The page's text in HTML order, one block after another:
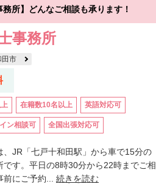
務所】どんなご相談も承ります！
事務所
田市
在籍数10名以上 英語対応可
ン相談可 全国出張対応可
、JR「七戸十和田駅」から車で15分の
す。平日の8時30分から22時までご相
にご予約... 続きを読む